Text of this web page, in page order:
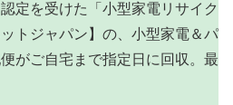
定を受けた「小型家電リサイク
トジャパン】の、小型家電＆パ
がご自宅まで指定日に回収。最